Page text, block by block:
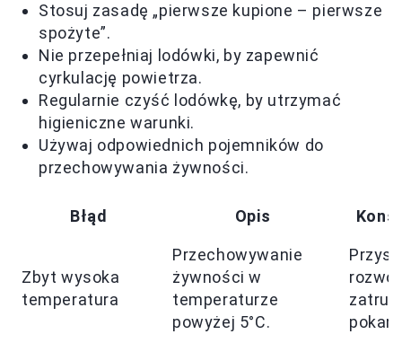
Stosuj zasadę „pierwsze kupione – pierwsze
spożyte”.
Nie przepełniaj lodówki, by zapewnić
cyrkulację powietrza.
Regularnie czyść lodówkę, by utrzymać
higieniczne warunki.
Używaj odpowiednich pojemników do
przechowywania żywności.
Błąd Opis
Zbyt wysoka
temperatura
Przechowywanie
żywności w
temperaturze
powyżej 5°C.